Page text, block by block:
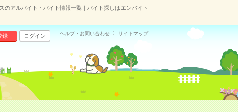
のアルバイト・バイト情報一覧｜バイト探しはエンバイト
録 ログイン ヘルプ・お問い合わせ サイトマップ